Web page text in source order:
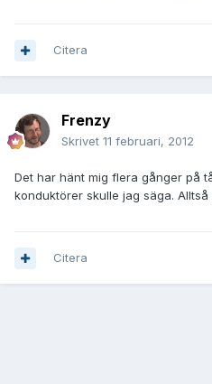
Citera
Frenzy
Skrivet 11 februari, 2012
Det har hänt mig flera gånger på
konduktörer skulle jag säga.
Citera